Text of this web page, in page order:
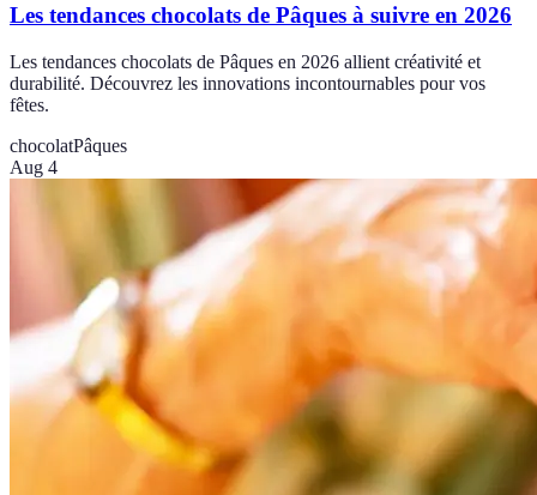
Les tendances chocolats de Pâques à suivre en 2026
Les tendances chocolats de Pâques en 2026 allient créativité et
durabilité. Découvrez les innovations incontournables pour vos
fêtes.
chocolatPâques
Aug 4